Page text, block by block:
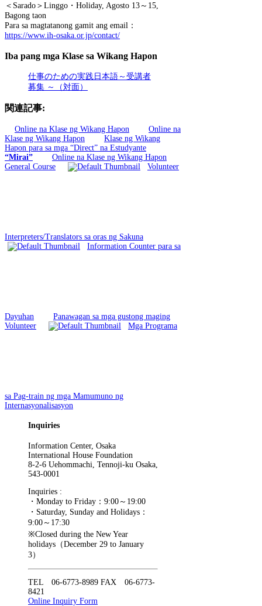
＜Sarado＞Linggo・Holiday, Agosto 13～15,
Bagong taon
Para sa magtatanong gamit ang email：
https://www.ih-osaka.or.jp/contact/
Iba pang mga Klase sa Wikang Hapon
仕事のための実践日本語～受講者
募集 ～（対面）
関連記事:
Online na Klase ng Wikang Hapon
Online na
Klase ng Wikang Hapon
Klase ng Wikang
Hapon para sa mga “Direct” na Estudyante
“Mirai”
Online na Klase ng Wikang Hapon
General Course
Volunteer
Interpreters/Translators sa oras ng Sakuna
Information Counter para sa
Dayuhan
Panawagan sa mga gustong maging
Volunteer
Mga Programa
sa Pag-train ng mga Mamumuno ng
Internasyonalisasyon
Inquiries
Information Center, Osaka
International House Foundation
8-2-6 Uehommachi, Tennoji-ku Osaka,
543-0001
Inquiries :
・Monday to Friday：9:00～19:00
・Saturday, Sunday and Holidays：
9:00～17:30
※Closed during the New Year
holidays（December 29 to January
3）
TEL 06-6773-8989 FAX 06-6773-
8421
Online Inquiry Form